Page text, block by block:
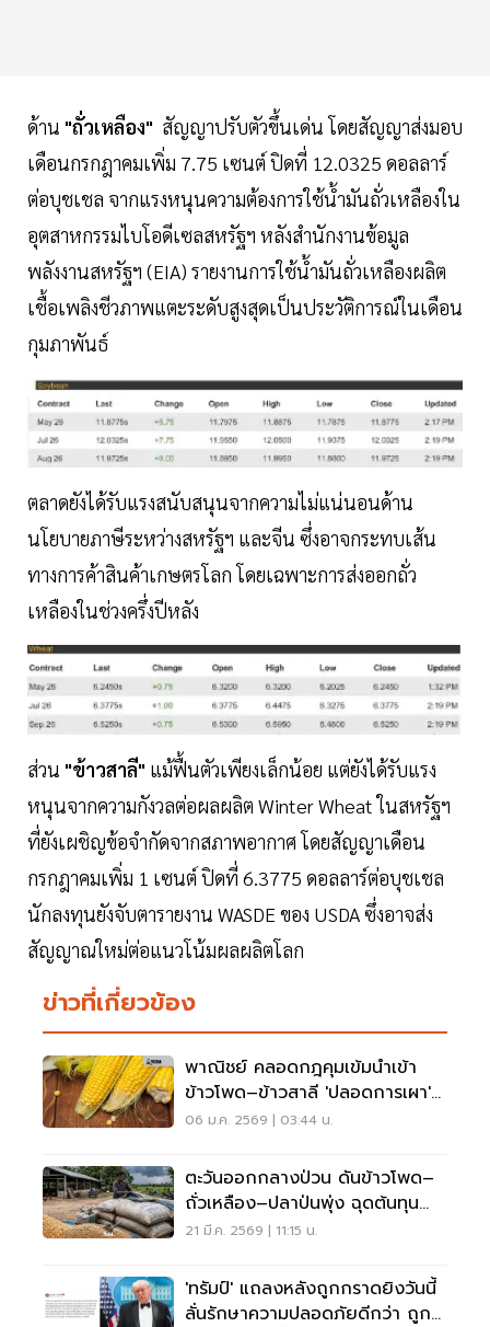
ด้าน "ถั่วเหลือง" สัญญาปรับตัวขึ้นเด่น โดยสัญญาส่งมอบ
เดือนกรกฎาคมเพิ่ม 7.75 เซนต์ ปิดที่ 12.0325 ดอลลาร์
ต่อบุชเชล จากแรงหนุนความต้องการใช้น้ำมันถั่วเหลืองใน
อุตสาหกรรมไบโอดีเซลสหรัฐฯ หลังสำนักงานข้อมูล
พลังงานสหรัฐฯ (EIA) รายงานการใช้น้ำมันถั่วเหลืองผลิต
เชื้อเพลิงชีวภาพแตะระดับสูงสุดเป็นประวัติการณ์ในเดือน
กุมภาพันธ์
ตลาดยังได้รับแรงสนับสนุนจากความไม่แน่นอนด้าน
นโยบายภาษีระหว่างสหรัฐฯ และจีน ซึ่งอาจกระทบเส้น
ทางการค้าสินค้าเกษตรโลก โดยเฉพาะการส่งออกถั่ว
เหลืองในช่วงครึ่งปีหลัง
ส่วน "ข้าวสาลี" แม้ฟื้นตัวเพียงเล็กน้อย แต่ยังได้รับแรง
หนุนจากความกังวลต่อผลผลิต Winter Wheat ในสหรัฐฯ
ที่ยังเผชิญข้อจำกัดจากสภาพอากาศ โดยสัญญาเดือน
กรกฎาคมเพิ่ม 1 เซนต์ ปิดที่ 6.3775 ดอลลาร์ต่อบุชเชล
นักลงทุนยังจับตารายงาน WASDE ของ USDA ซึ่งอาจส่ง
สัญญาณใหม่ต่อแนวโน้มผลผลิตโลก
ข่าวที่เกี่ยวข้อง
พาณิชย์ คลอดกฎคุมเข้มนำเข้า
ข้าวโพด–ข้าวสาลี 'ปลอดการเผา'
ลด PM2.5
06 ม.ค. 2569 | 03:44 น.
ตะวันออกกลางป่วน ดันข้าวโพด–
ถั่วเหลือง–ปลาป่นพุ่ง ฉุดต้นทุน
ปศุสัตว์ไทย
21 มี.ค. 2569 | 11:15 น.
'ทรัมป์' แถลงหลังถูกกราดยิงวันนี้
ลั่นรักษาความปลอดภัยดีกว่า ถูก